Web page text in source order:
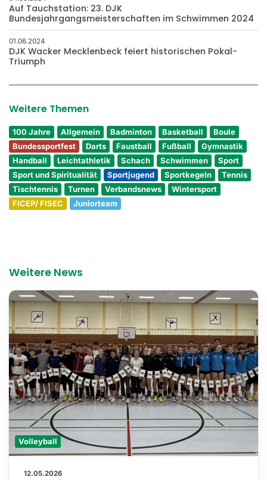
Auf Tauchstation: 23. DJK
Bundesjahrgangsmeisterschaften im Schwimmen 2024
01.06.2024
DJK Wacker Mecklenbeck feiert historischen Pokal-
Triumph
Weitere Themen
100 Jahre Allgemein Badminton Basketball
Boule
Bundessportfest
Darts Faustball Fußball
Gymnastik
Handball
Leichtathletik Schach Schwimmen
Sport
Sport und Spiritualität
Sportjugend Sportkegeln
Tennis
Tischtennis
Turnen Verbandsnews
Wintersport
FICEP/ FISEC
Juniorteam
Weitere News
Volleyball
12.05.2026